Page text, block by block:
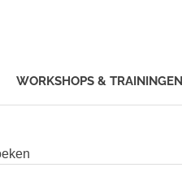
WORKSHOPS & TRAININGEN